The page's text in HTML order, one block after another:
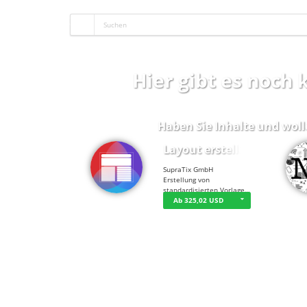
Hier gibt es
Haben Sie Inhalte und
Layout erstellen
SupraTix GmbH
Erstellung von
standardisierten Vorlage…
Ab 325,02 USD